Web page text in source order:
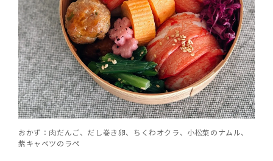
おかず：肉だんご、だし巻き卵、ちくわオクラ、小松菜のナムル、
紫キャベツのラペ